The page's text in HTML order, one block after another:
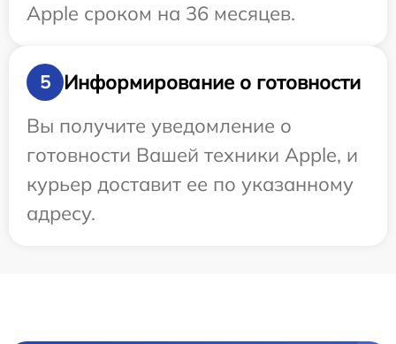
Apple сроком на 36 месяцев.
5
Информирование о готовности
Вы получите уведомление о
готовности Вашей техники Apple, и
курьер доставит ее по указанному
адресу.